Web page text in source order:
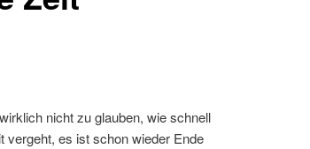
nicht zu glauben, wie schnell
vergeht, es ist schon wieder Ende